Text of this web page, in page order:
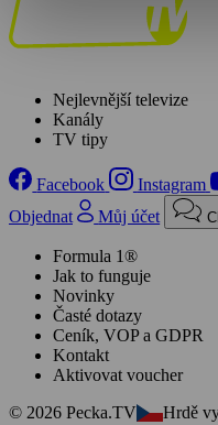
Nejlevnější televize
Kanály
TV tipy
Facebook Instagram
Objednat
Můj účet
Formula 1®
Jak to funguje
Novinky
Časté dotazy
Ceník, VOP a GDPR
Kontakt
Aktivovat voucher
© 2026 Pecka.TV
Hrdě